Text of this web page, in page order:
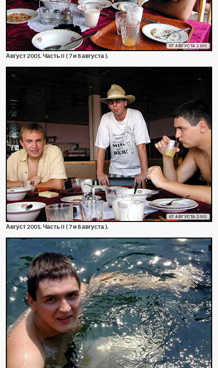
07 АВГУСТА 2001
Август 2001. Часть II ( 7 и 8 августа ).
07 АВГУСТА 2001
Август 2001. Часть II ( 7 и 8 августа ).